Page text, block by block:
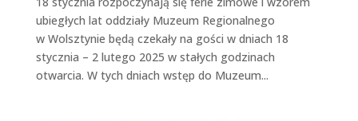
ubiegłych lat oddziały Muzeum Regionalnego
w Wolsztynie będą czekały na gości w dniach 18
stycznia – 2 lutego 2025 w stałych godzinach
otwarcia. W tych dniach wstęp do Muzeum...